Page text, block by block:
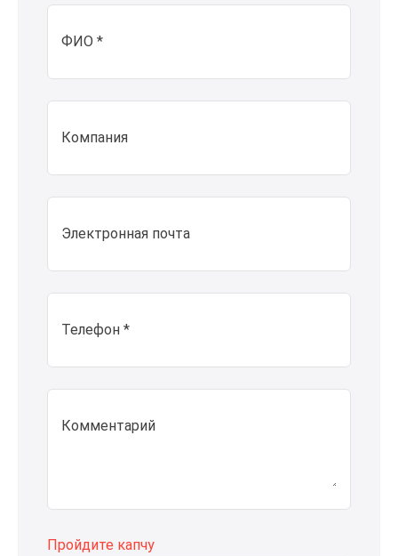
ФИО *
Компания
Электронная почта
Телефон *
Комментарий